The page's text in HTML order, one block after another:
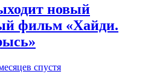
новый
фильм «Хайди.
спустя